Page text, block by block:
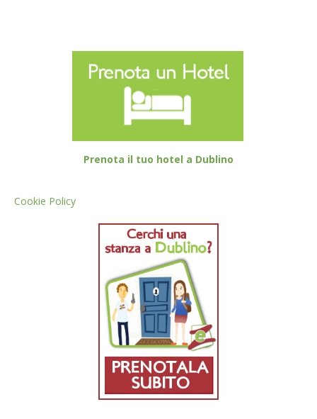
Prenota il tuo hotel a Dublino
Cookie Policy